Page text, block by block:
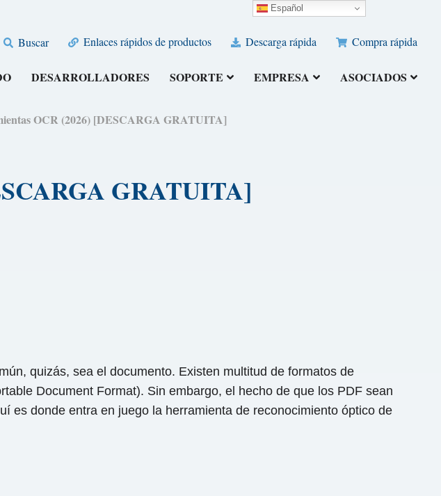
Buscar Enlaces rápidos de productos Descarga rápida Compra rápida
DESARROLLADORES SOPORTE EMPRESA ASOCIADOS
OCR (2026) [DESCARGA GRATUITA]
GRATUITA]
quizás, sea el documento. Existen multitud de formatos de
Document Format). Sin embargo, el hecho de que los PDF sean
es donde entra en juego la herramienta de reconocimiento óptico de
Español